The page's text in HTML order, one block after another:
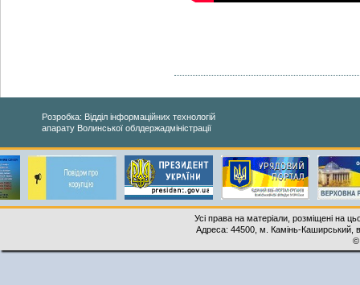
Розробка: Відділ інформаційних технологій
апарату Волинської облдержадміністрації
Усі права на матеріали, розміщені на
Адреса: 44500, м. Камінь-Каширський,
©